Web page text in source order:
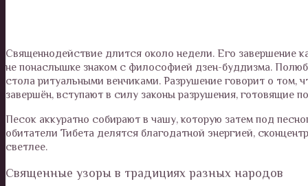
Священнодействие длится около недели. Его завершение
не понаслышке знаком с философией дзен-буддизма.
стола ритуальными венчиками. Разрушение говорит о том,
завершён, вступают в силу законы разрушения, готовящие
Песок аккуратно собирают в чашу, которую затем под
обитатели Тибета делятся благодатной энергией,
светлее.
Священные узоры в традициях разных народов